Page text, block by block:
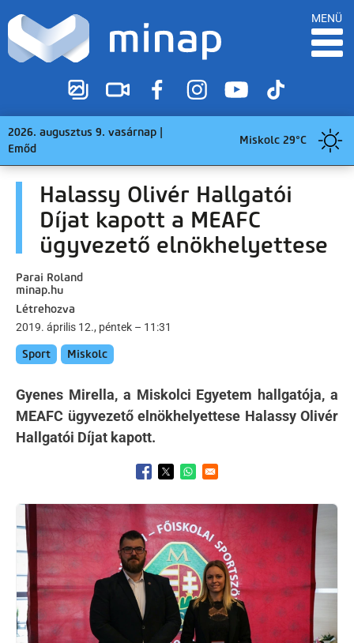
MENÜ
2026. augusztus 9. vasárnap |
Emőd
Miskolc 29°C
Halassy Olivér Hallgatói
Díjat kapott a MEAFC
ügyvezető elnökhelyettese
Parai Roland
minap.hu
Létrehozva
2019. április 12., péntek – 11:31
Sport Miskolc
Gyenes Mirella, a Miskolci Egyetem hallgatója, a
MEAFC ügyvezető elnökhelyettese Halassy Olivér
Hallgatói Díjat kapott.
Opens in a new window
Opens in a new window
Opens in a new window
Kép